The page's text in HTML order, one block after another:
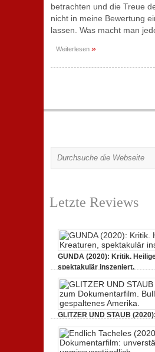
betrachten und die Treue
nicht in meine Bewertung
lassen. Was macht man
Weiterlesen »
Letzte Reviews
GUNDA (2020): Kritik.
spektakulär inszeniert.
GLITZER UND STAUB
Dokumentarfilm.
3. Oktober 2020,Keine